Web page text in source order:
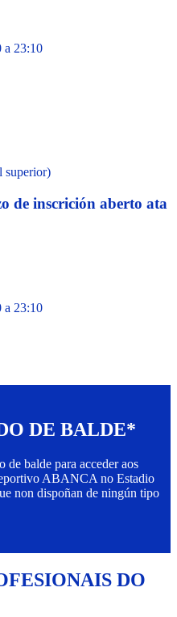
a 23:10
superior)
de inscrición aberto ata
a 23:10
DE BALDE*
de balde para acceder aos
ABANCA no Estadio
non dispoñan de ningún tipo
DO